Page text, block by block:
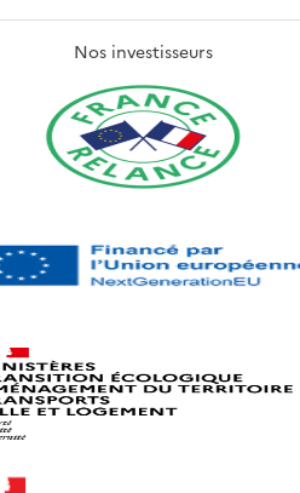
Nos investisseurs